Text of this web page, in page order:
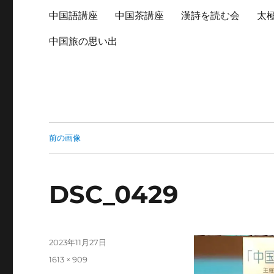
中国語講座 中国茶講座 漢詩を読む会 太
中国旅の思い出
前の画像
DSC_0429
投
2023年11月27日
フ
1613 × 909